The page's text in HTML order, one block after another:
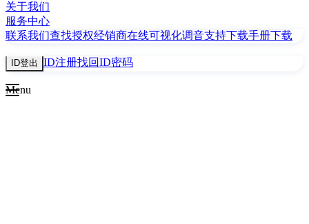
关于我们
服务中心
联系我们查找授权经销商在线可视化调音支持下载手册下载
ID登出 ID注册找回ID密码
Menu